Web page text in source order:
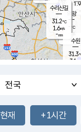
1.9
-
31.0
℃
의왕
- ℃
m/s
mm
-mm
수리산길
31.2℃
1.6m/s
-mm
수원
31.3
3.1 m/s
현재 +1시간